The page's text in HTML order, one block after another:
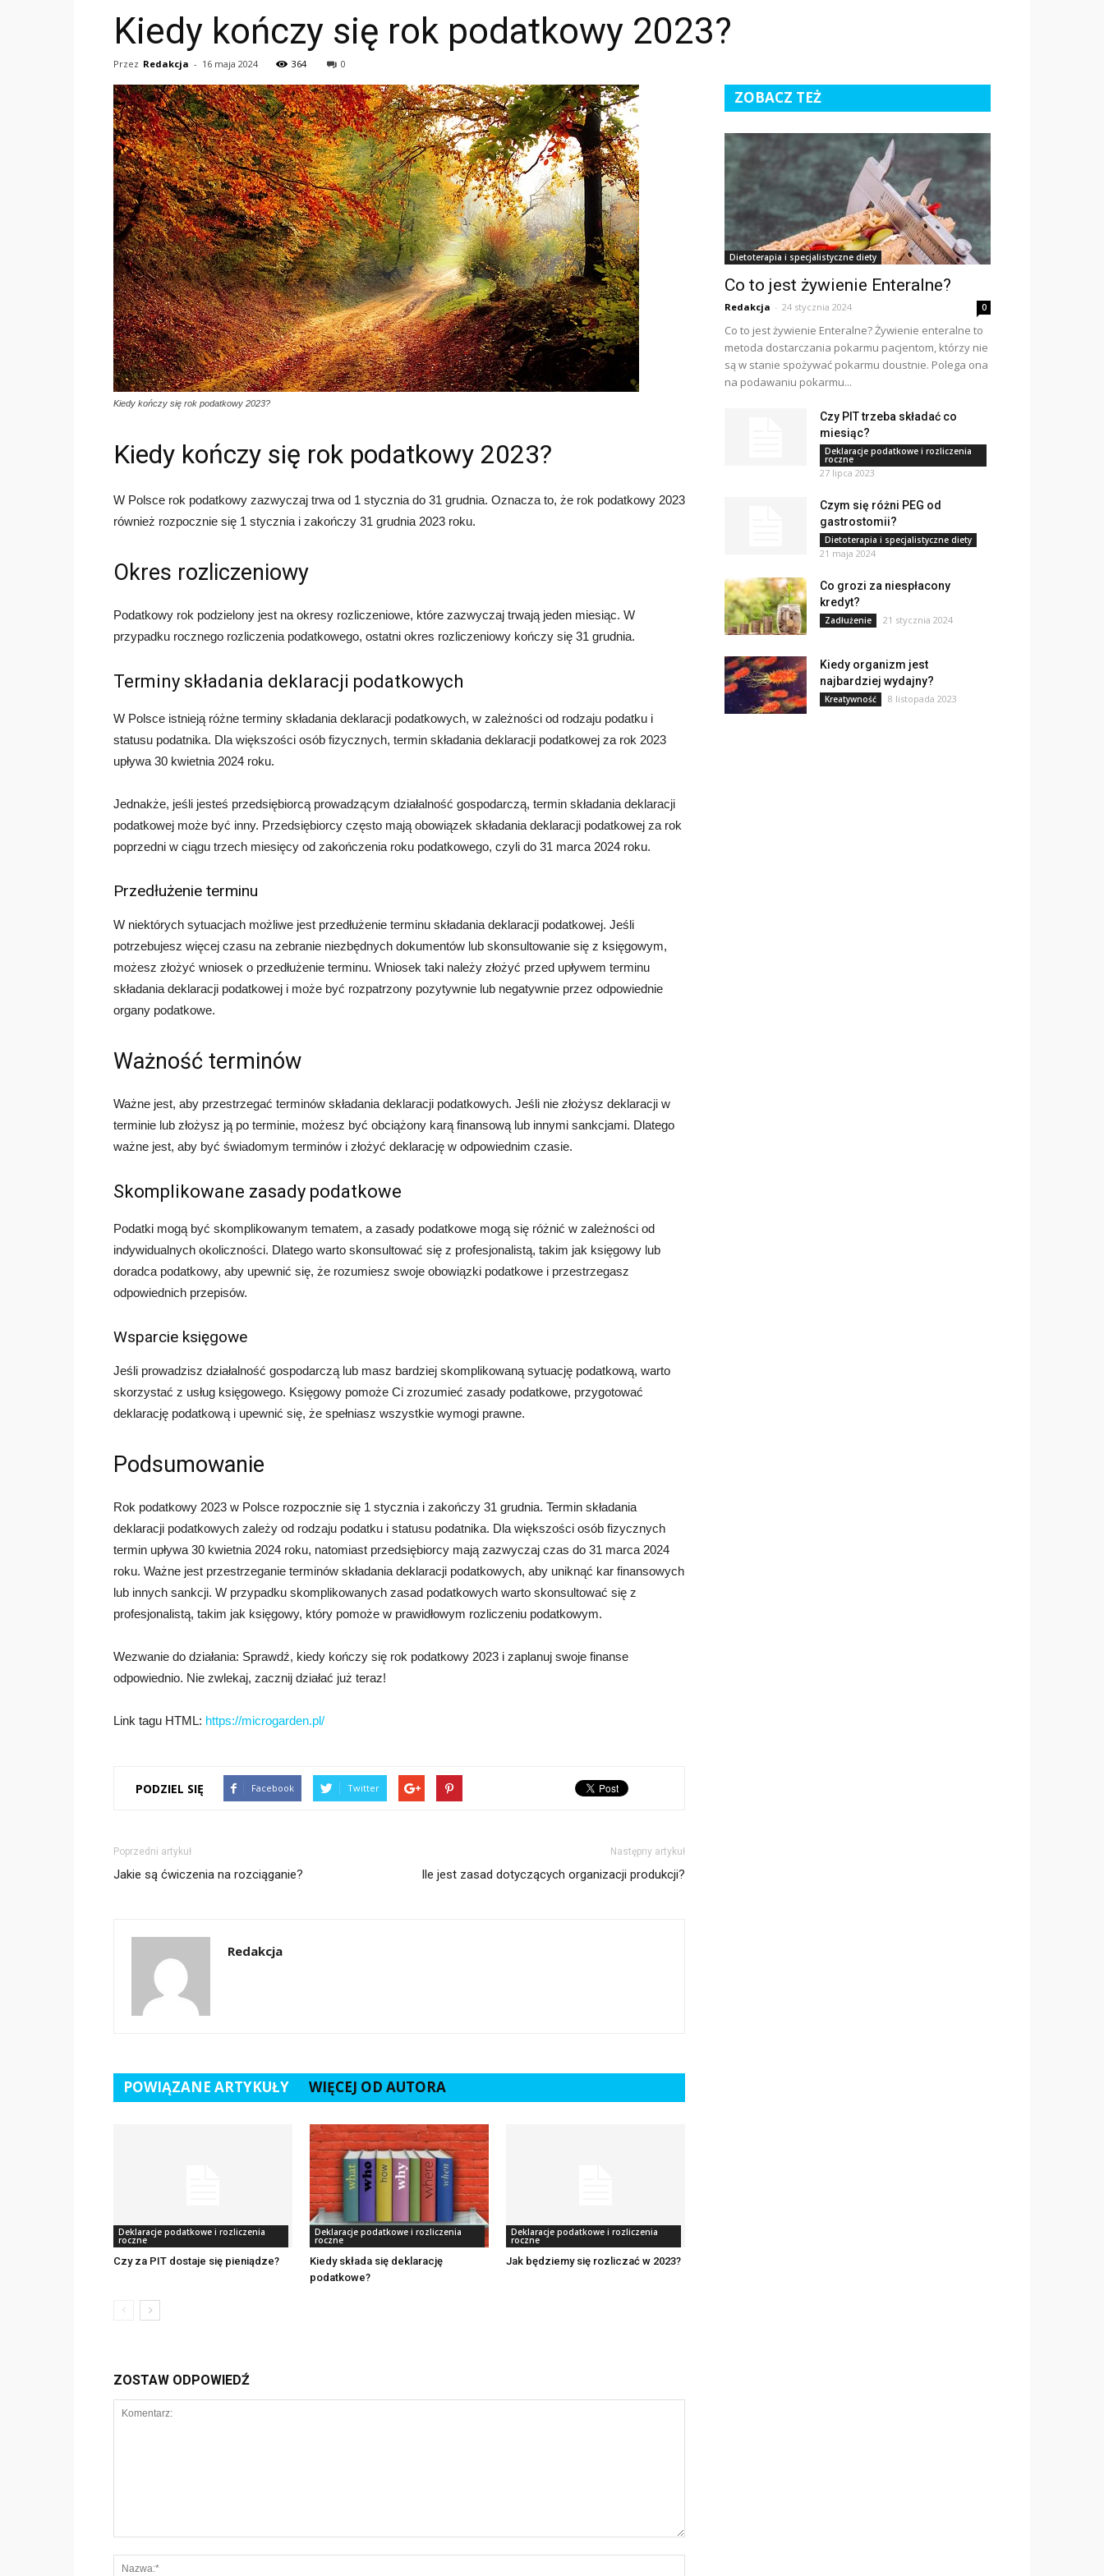
Kiedy kończy się rok podatkowy 2023?
Przez Redakcja - 16 maja 2024 364 0
Kiedy kończy się rok podatkowy 2023?
Kiedy kończy się rok podatkowy 2023?
W Polsce rok podatkowy zazwyczaj trwa od 1 stycznia do 31 grudnia. Oznacza to, że rok podatkowy 2023
również rozpocznie się 1 stycznia i zakończy 31 grudnia 2023 roku.
Okres rozliczeniowy
Podatkowy rok podzielony jest na okresy rozliczeniowe, które zazwyczaj trwają jeden miesiąc. W
przypadku rocznego rozliczenia podatkowego, ostatni okres rozliczeniowy kończy się 31 grudnia.
Terminy składania deklaracji podatkowych
W Polsce istnieją różne terminy składania deklaracji podatkowych, w zależności od rodzaju podatku i
statusu podatnika. Dla większości osób fizycznych, termin składania deklaracji podatkowej za rok 2023
upływa 30 kwietnia 2024 roku.
Jednakże, jeśli jesteś przedsiębiorcą prowadzącym działalność gospodarczą, termin składania deklaracji
podatkowej może być inny. Przedsiębiorcy często mają obowiązek składania deklaracji podatkowej za rok
poprzedni w ciągu trzech miesięcy od zakończenia roku podatkowego, czyli do 31 marca 2024 roku.
Przedłużenie terminu
W niektórych sytuacjach możliwe jest przedłużenie terminu składania deklaracji podatkowej. Jeśli
potrzebujesz więcej czasu na zebranie niezbędnych dokumentów lub skonsultowanie się z księgowym,
możesz złożyć wniosek o przedłużenie terminu. Wniosek taki należy złożyć przed upływem terminu
składania deklaracji podatkowej i może być rozpatrzony pozytywnie lub negatywnie przez odpowiednie
organy podatkowe.
Ważność terminów
Ważne jest, aby przestrzegać terminów składania deklaracji podatkowych. Jeśli nie złożysz deklaracji w
terminie lub złożysz ją po terminie, możesz być obciążony karą finansową lub innymi sankcjami. Dlatego
ważne jest, aby być świadomym terminów i złożyć deklarację w odpowiednim czasie.
Skomplikowane zasady podatkowe
Podatki mogą być skomplikowanym tematem, a zasady podatkowe mogą się różnić w zależności od
indywidualnych okoliczności. Dlatego warto skonsultować się z profesjonalistą, takim jak księgowy lub
doradca podatkowy, aby upewnić się, że rozumiesz swoje obowiązki podatkowe i przestrzegasz
odpowiednich przepisów.
Wsparcie księgowe
Jeśli prowadzisz działalność gospodarczą lub masz bardziej skomplikowaną sytuację podatkową, warto
skorzystać z usług księgowego. Księgowy pomoże Ci zrozumieć zasady podatkowe, przygotować
deklarację podatkową i upewnić się, że spełniasz wszystkie wymogi prawne.
Podsumowanie
Rok podatkowy 2023 w Polsce rozpocznie się 1 stycznia i zakończy 31 grudnia. Termin składania
deklaracji podatkowych zależy od rodzaju podatku i statusu podatnika. Dla większości osób fizycznych
termin upływa 30 kwietnia 2024 roku, natomiast przedsiębiorcy mają zazwyczaj czas do 31 marca 2024
roku. Ważne jest przestrzeganie terminów składania deklaracji podatkowych, aby uniknąć kar finansowych
lub innych sankcji. W przypadku skomplikowanych zasad podatkowych warto skonsultować się z
profesjonalistą, takim jak księgowy, który pomoże w prawidłowym rozliczeniu podatkowym.
Wezwanie do działania: Sprawdź, kiedy kończy się rok podatkowy 2023 i zaplanuj swoje finanse
odpowiednio. Nie zwlekaj, zacznij działać już teraz!
Link tagu HTML: https://microgarden.pl/
PODZIEL SIĘ Facebook Twitter
Poprzedni artykuł
Jakie są ćwiczenia na rozciąganie?
Następny artykuł
Ile jest zasad dotyczących organizacji produkcji?
Redakcja
POWIĄZANE ARTYKUŁY WIĘCEJ OD AUTORA
Deklaracje podatkowe i rozliczenia
roczne
Czy za PIT dostaje się pieniądze?
Deklaracje podatkowe i rozliczenia
roczne
Kiedy składa się deklarację
podatkowe?
Deklaracje podatkowe i rozliczenia
roczne
Jak będziemy się rozliczać w 2023?
ZOSTAW ODPOWIEDŹ
ZOBACZ TEŻ
Dietoterapia i specjalistyczne diety
Co to jest żywienie Enteralne?
Redakcja - 24 stycznia 2024 0
Co to jest żywienie Enteralne? Żywienie enteralne to
metoda dostarczania pokarmu pacjentom, którzy nie
są w stanie spożywać pokarmu doustnie. Polega ona
na podawaniu pokarmu...
Czy PIT trzeba składać co
miesiąc?
Deklaracje podatkowe i rozliczenia
roczne
27 lipca 2023
Czym się różni PEG od
gastrostomii?
Dietoterapia i specjalistyczne diety
21 maja 2024
Co grozi za niespłacony
kredyt?
Zadłużenie 21 stycznia 2024
Kiedy organizm jest
najbardziej wydajny?
Kreatywność 8 listopada 2023